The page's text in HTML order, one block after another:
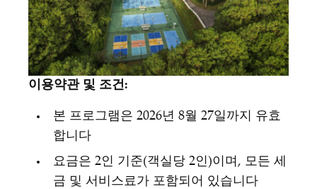
이용약관 및 조건:
본 프로그램은 2026년 8월 27일까지 유효
합니다
요금은 2인 기준(객실당 2인)이며, 모든 세
금 및 서비스료가 포함되어 있습니다